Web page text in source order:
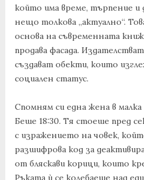
който има време, търпение и
нещо толкова „актуално“.
основа на съвременната
продава фасада.
създават обекти, които
социален статус.
Спомням си една жена в
Беше 18:30. Тя стоеше пред
с изражението на човек,
разшифрова код за
от бляскави корици, които
Ръката ѝ се колебаеше над